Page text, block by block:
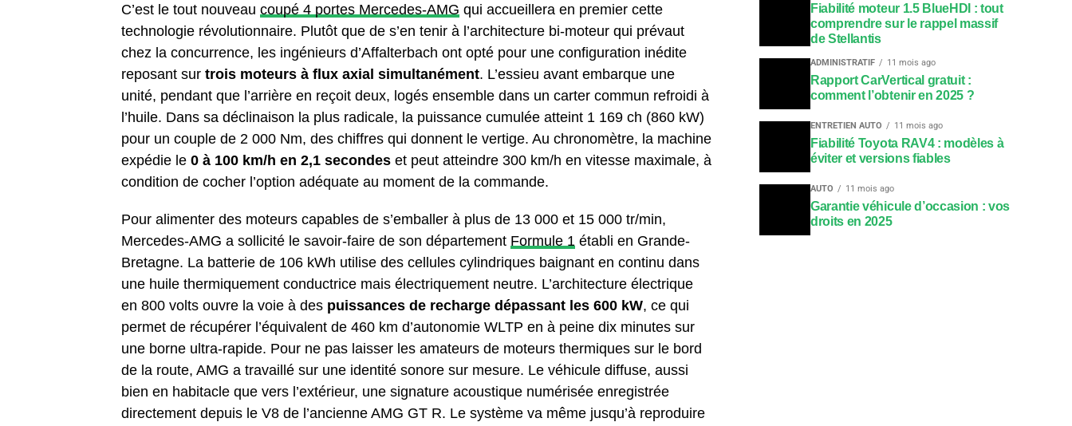
C’est le tout nouveau coupé 4 portes Mercedes-AMG qui accueillera en premier cette
technologie révolutionnaire. Plutôt que de s’en tenir à l’architecture bi-moteur qui prévaut
chez la concurrence, les ingénieurs d’Affalterbach ont opté pour une configuration inédite
reposant sur trois moteurs à flux axial simultanément. L’essieu avant embarque une
unité, pendant que l’arrière en reçoit deux, logés ensemble dans un carter commun refroidi à
l’huile. Dans sa déclinaison la plus radicale, la puissance cumulée atteint 1 169 ch (860 kW)
pour un couple de 2 000 Nm, des chiffres qui donnent le vertige. Au chronomètre, la machine
expédie le 0 à 100 km/h en 2,1 secondes et peut atteindre 300 km/h en vitesse maximale, à
condition de cocher l’option adéquate au moment de la commande.
Pour alimenter des moteurs capables de s’emballer à plus de 13 000 et 15 000 tr/min,
Mercedes-AMG a sollicité le savoir-faire de son département Formule 1 établi en Grande-
Bretagne. La batterie de 106 kWh utilise des cellules cylindriques baignant en continu dans
une huile thermiquement conductrice mais électriquement neutre. L’architecture électrique
en 800 volts ouvre la voie à des puissances de recharge dépassant les 600 kW, ce qui
permet de récupérer l’équivalent de 460 km d’autonomie WLTP en à peine dix minutes sur
une borne ultra-rapide. Pour ne pas laisser les amateurs de moteurs thermiques sur le bord
de la route, AMG a travaillé sur une identité sonore sur mesure. Le véhicule diffuse, aussi
bien en habitacle que vers l’extérieur, une signature acoustique numérisée enregistrée
directement depuis le V8 de l’ancienne AMG GT R. Le système va même jusqu’à reproduire
Fiabilité moteur 1.5 BlueHDI : tout
comprendre sur le rappel massif
de Stellantis
ADMINISTRATIF 11 mois ago
Rapport CarVertical gratuit :
comment l’obtenir en 2025 ?
ENTRETIEN AUTO 11 mois ago
Fiabilité Toyota RAV4 : modèles à
éviter et versions fiables
AUTO 11 mois ago
Garantie véhicule d’occasion : vos
droits en 2025